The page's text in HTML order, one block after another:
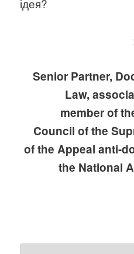
ідея?
Senior Partner,
Law,
member of
Council of the
of the Appeal anti-
the National